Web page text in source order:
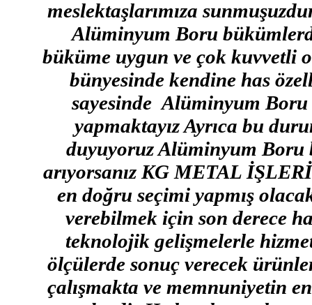
meslektaşlarımıza
Alüminyum Boru
büküme uygun ve çok kuvvetli
bünyesinde kendine has
sayesinde Alüminyum Boru
yapmaktayız Ayrıca bu
duyuyoruz Alüminyum
arıyorsanız KG METAL
en doğru seçimi yapmış
verebilmek için son derece
teknolojik gelişmelerle
ölçülerde sonuç verecek
çalışmakta ve memnuniyetin